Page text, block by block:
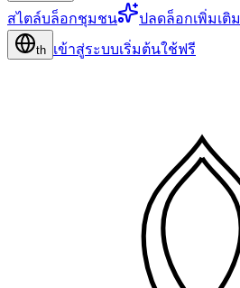
สไตล์บล็อกชุมชน ปลดล็อกเพิ่มเติม
th เข้าสู่ระบบเริ่มต้นใช้ฟรี